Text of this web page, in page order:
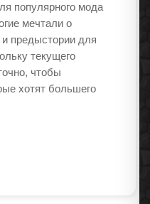
популярного мода
мечтали о
предыстории для
текущего
чтобы
хотят большего